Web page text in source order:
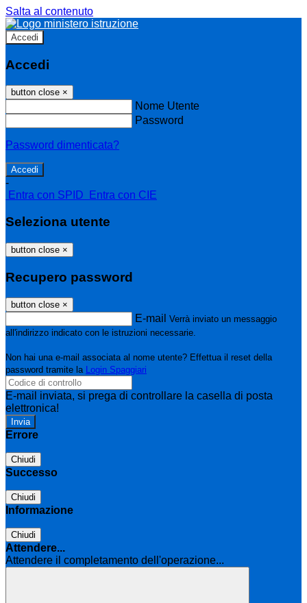
Salta al contenuto
Accedi
Accedi
button close ×
Nome Utente
Password
Password dimenticata?
-
Entra con SPID
Entra con CIE
Seleziona utente
button close ×
Recupero password
button close ×
E-mail Verrà inviato un messaggio
all'indirizzo indicato con le istruzioni necessarie.
Non hai una e-mail associata al nome utente? Effettua il reset della
password tramite la Login Spaggiari
E-mail inviata, si prega di controllare la casella di posta
elettronica!
Errore
Chiudi
Successo
Chiudi
Informazione
Chiudi
Attendere...
Attendere il completamento dell'operazione...